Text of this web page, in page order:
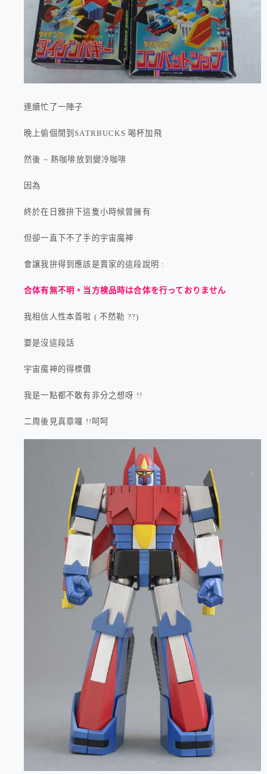
連續忙了一陣子
晚上偷個閒到SATRBUCKS 喝杯加飛
然後 ~ 熱咖啡放到變冷咖啡
因為
終於在日雅拚下這隻小時候曾擁有
但卻一直下不了手的宇宙魔神
會讓我拚得到應該是賣家的這段說明 :
合体有無不明。当方検品時は合体を行っておりません
我相信人性本善啦 ( 不然勒 ??)
要是沒這段話
宇宙魔神的得標價
我是一點都不敢有非分之想呀 !!
二周後見真章囉 !!呵呵